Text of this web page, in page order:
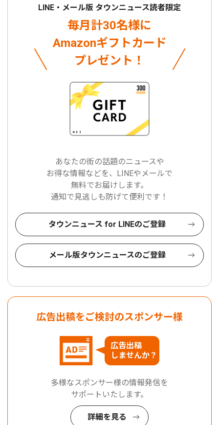
LINE・メール版 タウンニュース読者限定
毎月計30名様に
Amazonギフトカード
プレゼント！
あなたの街の話題のニュースや
お得な情報などを、LINEやメールで
無料でお届けします。
通知で見逃しも防げて便利です！
タウンニュース for LINEのご登録
メール版タウンニュースのご登録
広告出稿をご検討のスポンサー様
広告出稿
しませんか？
多様なスポンサー様の情報発信を
サポートいたします。
詳細を見る